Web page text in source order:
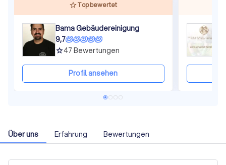
Top bewertet
Bama Gebäudereinigung
9,7
grade47 Bewertungen
Profil ansehen
Über uns Erfahrung Bewertungen